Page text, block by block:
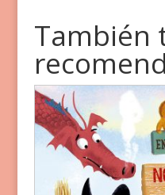
También